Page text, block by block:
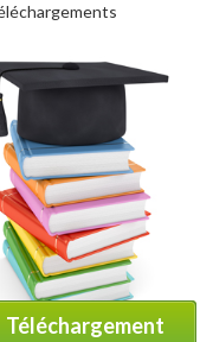
Téléchargement